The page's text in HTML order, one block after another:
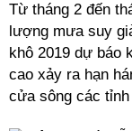
Từ tháng 2 đến
lượng mưa suy
khô 2019 dự báo
cao xảy ra hạn
cửa sông các tỉnh